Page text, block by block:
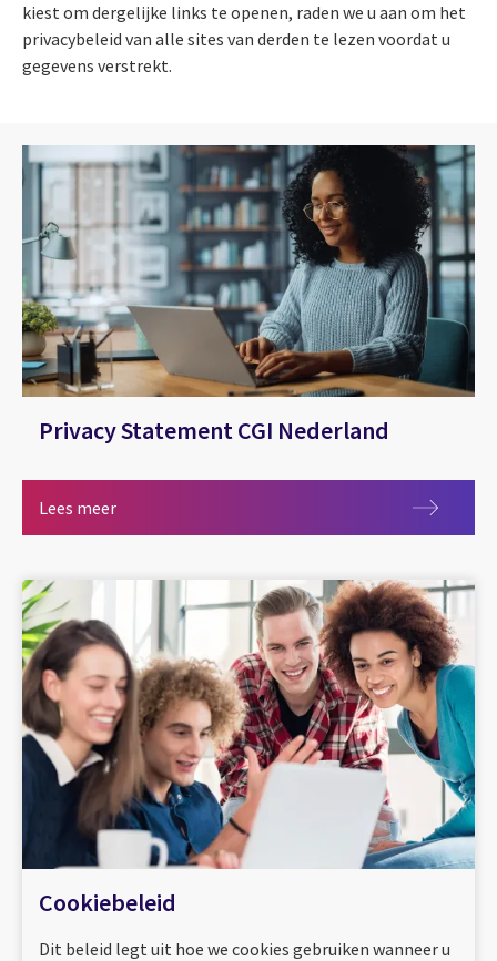
kiest om dergelijke links te openen, raden we u aan om het
privacybeleid van alle sites van derden te lezen voordat u
gegevens verstrekt.
Privacy Statement CGI Nederland
Lees meerPrivacy Statement CGI Nederland
Cookiebeleid
Dit beleid legt uit hoe we cookies gebruiken wanneer u